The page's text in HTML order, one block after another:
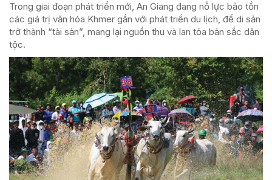
Trong giai đoạn phát triển mới, An Giang đang nỗ lực bảo tồn
các giá trị văn hóa Khmer gắn với phát triển du lịch, để di sản
trở thành “tài sản”, mang lại nguồn thu và lan tỏa bản sắc dân
tộc.